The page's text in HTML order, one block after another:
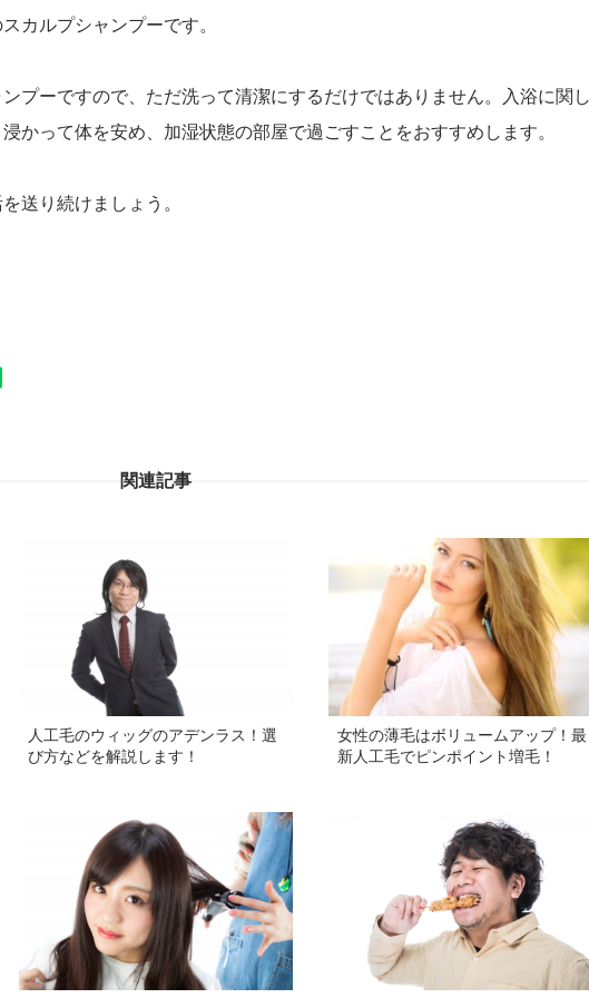
カルプシャンプーです。
プーですので、ただ洗って清潔にするだけではありません。入浴に関
かって体を安め、加湿状態の部屋で過ごすことをおすすめします。
送り続けましょう。
関連記事
人工毛のウィッグのアデンラス！選
び方などを解説します！
女性の薄毛はボリュームアップ！最
新人工毛でピンポイント増毛！